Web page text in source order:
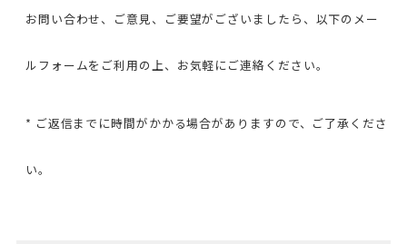
お問い合わせ、ご意見、ご要望がございましたら、以下のメー
ルフォームをご利用の上、お気軽にご連絡ください。
* ご返信までに時間がかかる場合がありますので、ご了承くださ
い。